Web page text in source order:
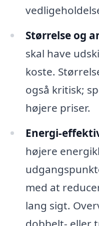
Størrelse og
skal have
koste.
også kritisk;
højere priser.
Energi-
højere
med at
lang sigt.